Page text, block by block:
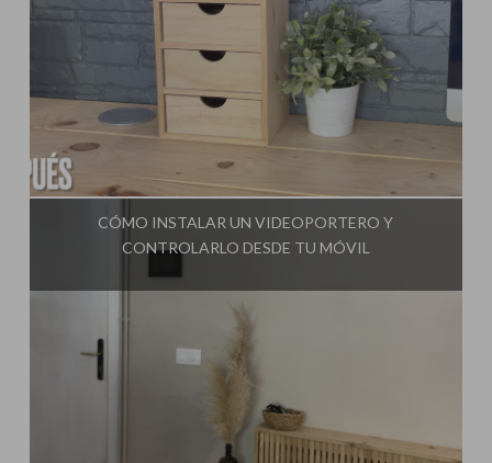
Influencer:
CÓMO INSTALAR UN VIDEOPORTERO Y
CONTROLARLO DESDE TU MÓVIL